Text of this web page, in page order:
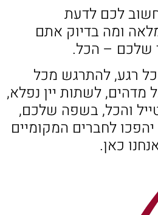
לכם לדעת
ומה בדיוק אתם
שלכם – הכל.
רגע, להתרגש מכל
מדהים, לשתות יין נפלא,
והכל, בשפה שלכם,
לחברים המקומיים
כאן.